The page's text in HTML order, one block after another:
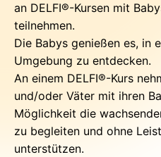
an DELFI®-Kursen mit
teilnehmen.
Die Babys genießen es, in
Umgebung zu entdecken.
An einem DELFI®-Kurs
und/oder Väter mit ihren
Möglichkeit die
zu begleiten und ohne
unterstützen.